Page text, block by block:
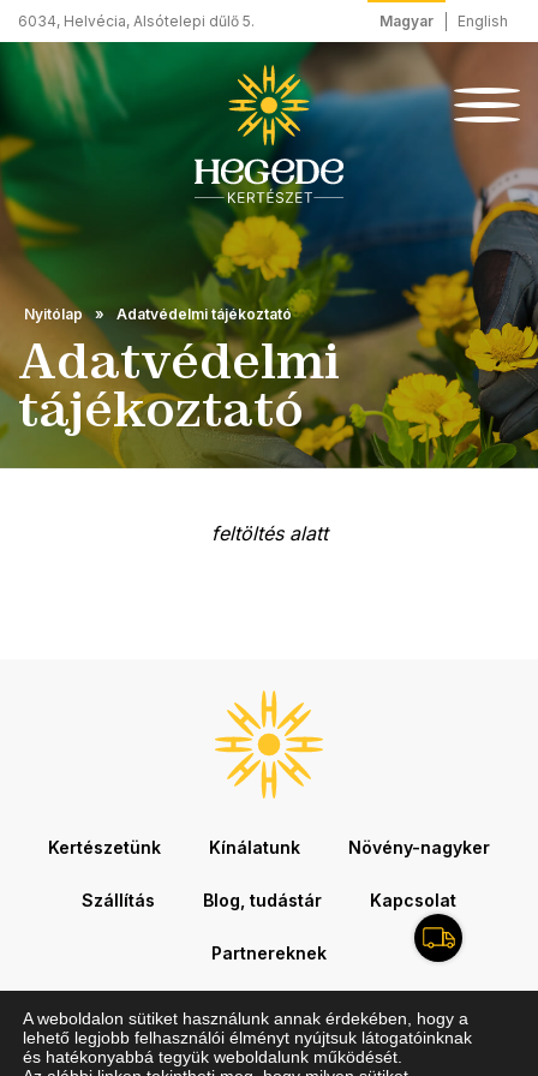
6034, Helvécia, Alsótelepi dűlő 5. Magyar English
Nyitólap Adatvédelmi tájékoztató
Adatvédelmi
tájékoztató
feltöltés alatt
Kertészetünk Kínálatunk Növény-nagyker
Szállítás Blog, tudástár Kapcsolat
Partnereknek
© Copyright 2026. Hegede Kertészet. Minden jog fenntartva.
A weboldalon sütiket használunk annak érdekében, hogy a
lehető legjobb felhasználói élményt nyújtsuk látogatóinknak
és hatékonyabbá tegyük weboldalunk működését.